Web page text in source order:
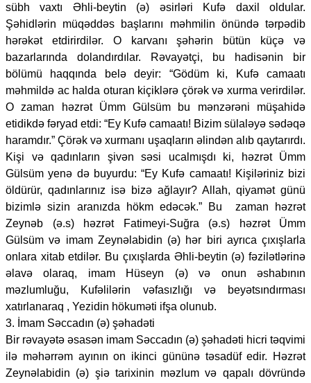
sübh vaxtı Əhli-beytin (ə) əsirləri Kufə daxil oldular.
Şəhidlərin müqəddəs başlarını məhmilin önündə tərpədib
hərəkət etdirirdilər. O karvanı şəhərin bütün küçə və
bazarlarında dolandırdılar. Rəvayətçi, bu hadisənin bir
bölümü haqqında belə deyir: “Gödüm ki, Kufə camaatı
məhmildə ac halda oturan kiçiklərə çörək və xurma verirdilər.
O zaman həzrət Ümm Gülsüm bu mənzərəni müşahidə
etidikdə fəryad etdi: “Ey Kufə camaatı! Bizim sülaləyə sədəqə
haramdır.” Çörək və xurmanı uşaqların əlindən alıb qaytarırdı.
Kişi və qadınların şivən səsi ucalmışdı ki, həzrət Ümm
Gülsüm yenə də buyurdu: “Ey Kufə camaatı! Kişiləriniz bizi
öldürür, qadınlarınız isə bizə ağlayır? Allah, qiyamət günü
bizimlə sizin aranızda hökm edəcək.” Bu zaman həzrət
Zeynəb (ə.s) həzrət Fatimeyi-Suğra (ə.s) həzrət Ümm
Gülsüm və imam Zeynəlabidin (ə) hər biri ayrıca çıxışlarla
onlara xitab etdilər. Bu çıxışlarda Əhli-beytin (ə) fəzilətlərinə
əlavə olaraq, imam Hüseyn (ə) və onun əshabının
məzlumluğu, Kufəlilərin vəfasızlığı və beyətsındırması
xatırlanaraq , Yezidin hökuməti ifşa olunub.
3. İmam Səccadın (ə) şəhadəti
Bir rəvayətə əsasən imam Səccadın (ə) şəhadəti hicri təqvimi
ilə məhərrəm ayının on ikinci gününə təsadüf edir. Həzrət
Zeynəlabidin (ə) şiə tarixinin məzlum və qapalı dövründə